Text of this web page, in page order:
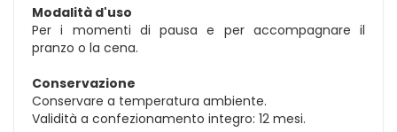
Modalità d'uso
Per i momenti di pausa e per accompagnare il
pranzo o la cena.
Conservazione
Conservare a temperatura ambiente.
Validità a confezionamento integro: 12 mesi.